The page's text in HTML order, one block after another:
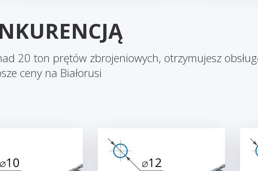
20 ton prętów zbrojeniowych, otrzymujesz
ceny na Białorusi